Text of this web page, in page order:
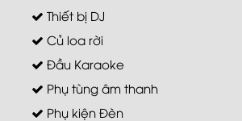
Thiết bị DJ
Củ loa rời
Đầu Karaoke
Phụ tùng âm thanh
Phụ kiện Đèn